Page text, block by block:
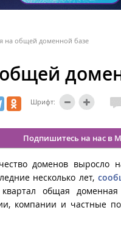
на общей доменной базе
Шрифт:
Подпишитесь на нас в
доменов выросло
несколько лет,
общая
компании и частные